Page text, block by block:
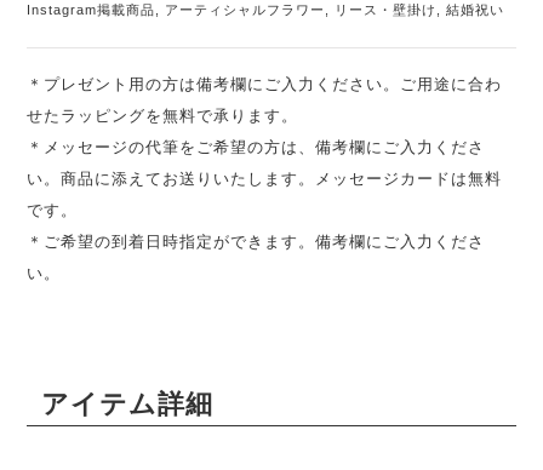
Instagram掲載商品 アーティシャルフラワー リース・壁掛け ,結婚祝い
＊プレゼント用の方は備考欄にご入力ください。ご用途に合わ
せたラッピングを無料で承ります。
＊メッセージの代筆をご希望の方は、備考欄にご入力くださ
い。商品に添えてお送りいたします。メッセージカードは無料
です。
＊ご希望の到着日時指定ができます。備考欄にご入力くださ
い。
アイテム詳細